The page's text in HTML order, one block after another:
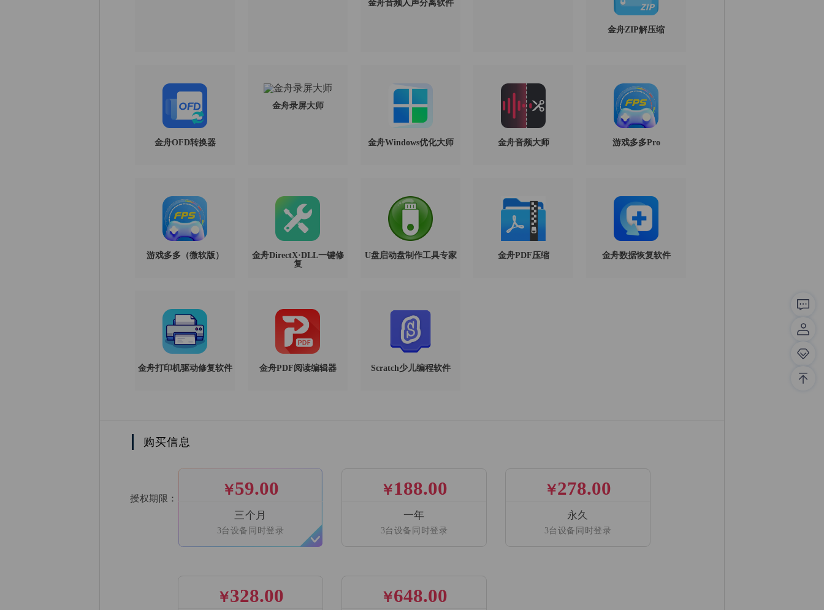
金舟音频人声分离软件
金舟ZIP解压缩
金舟OFD转换器
金舟录屏大师
金舟Windows优化大师 金舟音频大师 游戏多多Pro
游戏多多（微软版）
金舟DirectX·DLL一键修
复
U盘启动盘制作工具专家 金舟PDF压缩 金舟数据恢复软件
金舟打印机驱动修复软件 金舟PDF阅读编辑器 Scratch少儿编程软件
购买信息
授权期限：
￥59.00
三个月
3台设备同时登录
￥188.00
一年
3台设备同时登录
￥278.00
永久
3台设备同时登录
￥328.00 ￥648.00